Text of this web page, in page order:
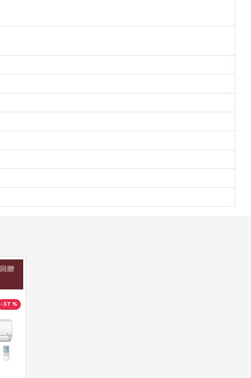
贈
-40 %
贈
-37 %